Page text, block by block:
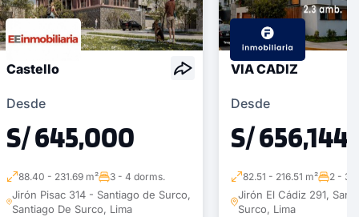
Castello
Desde
S/ 645,000
88.40 - 231.69 m² 3 - 4 dorms.
Jirón Pisac 314 - Santiago de Surco,
Santiago De Surco, Lima
VIA CADIZ
Desde
S/ 656,144
82.51 - 216.51 m² 2 - 3
Jirón El Cádiz 291,
Surco, Lima